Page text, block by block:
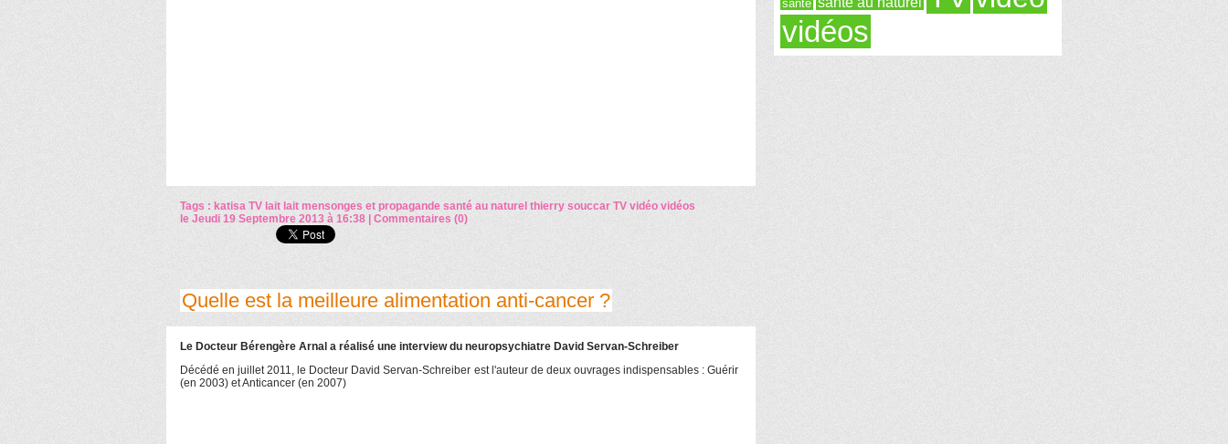
Tags : katisa TV lait lait mensonges et propagande santé au naturel thierry souccar TV vidéo vidéos
le Jeudi 19 Septembre 2013 à 16:38
Commentaires (0)
Quelle est la meilleure alimentation anti-cancer ?
Le Docteur Bérengère Arnal a réalisé une interview du neuropsychiatre David Servan-Schreiber
Décédé en juillet 2011, le Docteur David Servan-Schreiber est l'auteur de deux ouvrages indispensables : Guérir
(en 2003) et Anticancer (en 2007)
santé
vidéos